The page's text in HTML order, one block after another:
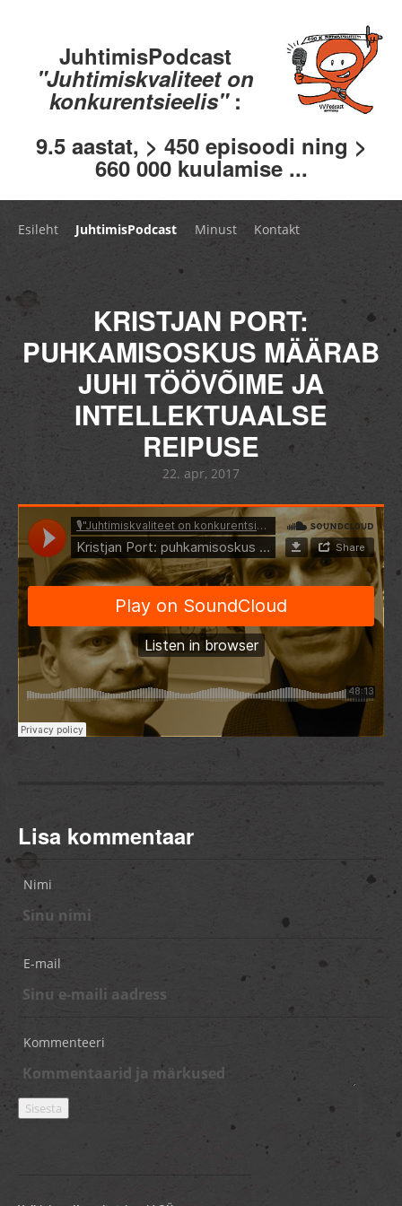
JuhtimisPodcast
"Juhtimiskvaliteet on
konkurentsieelis" :
9.5 aastat, > 450 episoodi ning >
660 000 kuulamise ...
Esileht JuhtimisPodcast Minust Kontakt
KRISTJAN PORT:
PUHKAMISOSKUS MÄÄRAB
JUHI TÖÖVÕIME JA
INTELLEKTUAALSE
REIPUSE
22. apr, 2017
Lisa kommentaar
Nimi
E-mail
Kommenteeri